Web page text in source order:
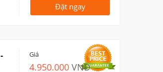
Đặt ngay
Giá
4.950.000 VNĐ